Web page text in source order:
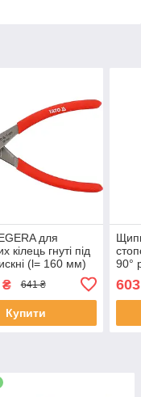
для
кілець гнуті під
(l= 160 мм)
19-60 мм Yato
641 ₴
Купити
90°
YT-